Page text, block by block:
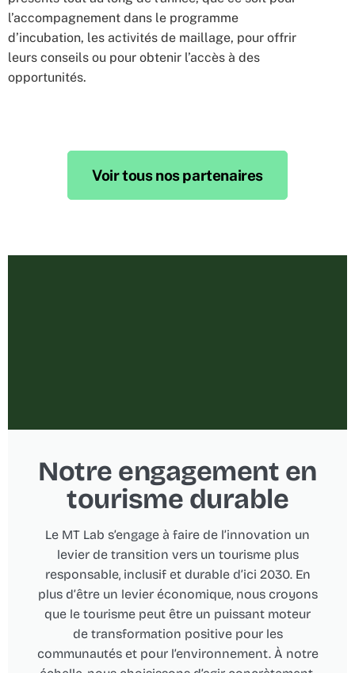
l’accompagnement dans le programme
d’incubation, les activités de maillage, pour offrir
leurs conseils ou pour obtenir l’accès à des
opportunités.
Voir tous nos partenaires
Notre engagement en
tourisme durable
Le MT Lab s’engage à faire de l’innovation un
levier de transition vers un tourisme plus
responsable, inclusif et durable d’ici 2030. En
plus d’être un levier économique, nous croyons
que le tourisme peut être un puissant moteur
de transformation positive pour les
communautés et pour l’environnement. À notre